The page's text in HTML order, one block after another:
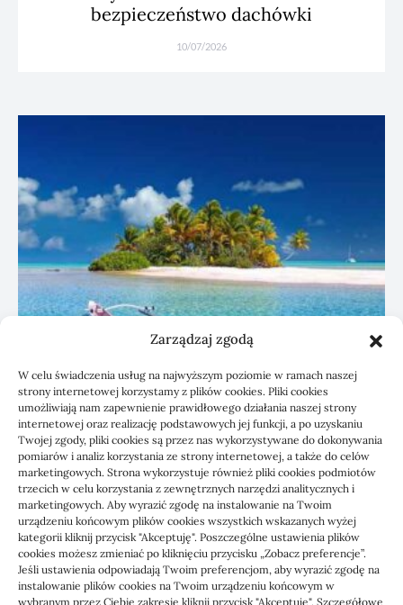
Zarządzaj zgodą
W celu świadczenia usług na najwyższym poziomie w ramach naszej
strony internetowej korzystamy z plików cookies. Pliki cookies
umożliwiają nam zapewnienie prawidłowego działania naszej strony
internetowej oraz realizację podstawowych jej funkcji, a po uzyskaniu
Twojej zgody, pliki cookies są przez nas wykorzystywane do dokonywania
pomiarów i analiz korzystania ze strony internetowej, a także do celów
marketingowych. Strona wykorzystuje również pliki cookies podmiotów
trzecich w celu korzystania z zewnętrznych narzędzi analitycznych i
marketingowych. Aby wyrazić zgodę na instalowanie na Twoim
urządzeniu końcowym plików cookies wszystkich wskazanych wyżej
kategorii kliknij przycisk "Akceptuję". Poszczególne ustawienia plików
cookies możesz zmieniać po kliknięciu przycisku „Zobacz preferencje”.
Jeśli ustawienia odpowiadają Twoim preferencjom, aby wyrazić zgodę na
instalowanie plików cookies na Twoim urządzeniu końcowym w
wybranym przez Ciebie zakresie kliknij przycisk "Akceptuję". Szczegółowe
bezpieczeństwo dachówki
10/07/2026
Czyszczenie paneli PV a wydajność
instalacji
10/07/2026